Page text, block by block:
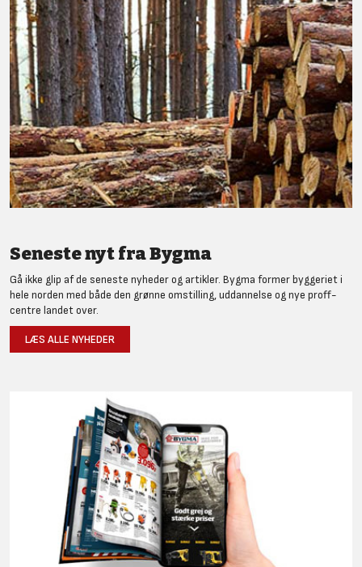
Seneste nyt fra Bygma
Gå ikke glip af de seneste nyheder og artikler. Bygma former byggeriet i
hele norden med både den grønne omstilling, uddannelse og nye proff-
centre landet over.
LÆS ALLE NYHEDER